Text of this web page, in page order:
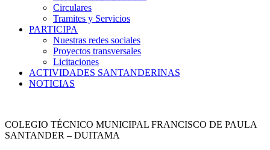
Circulares
Tramites y Servicios
PARTICIPA
Nuestras redes sociales
Proyectos transversales
Licitaciones
ACTIVIDADES SANTANDERINAS
NOTICIAS
COLEGIO TÉCNICO MUNICIPAL FRANCISCO DE PAULA
SANTANDER – DUITAMA